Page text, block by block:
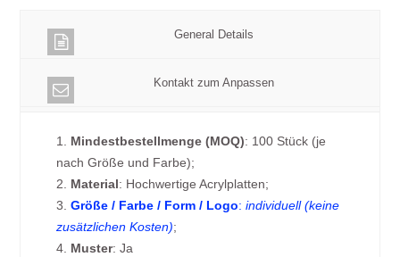
General Details
Kontakt zum Anpassen
1. Mindestbestellmenge (MOQ): 100 Stück (je
nach Größe und Farbe);
2. Material: Hochwertige Acrylplatten;
3.Größe / Farbe / Form / Logo:individuell (keine
zusätzlichen Kosten);
4. Muster: Ja